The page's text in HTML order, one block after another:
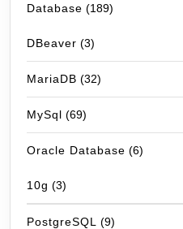
Database (189)
DBeaver (3)
MariaDB (32)
MySql (69)
Oracle Database (6)
10g (3)
PostgreSQL (9)